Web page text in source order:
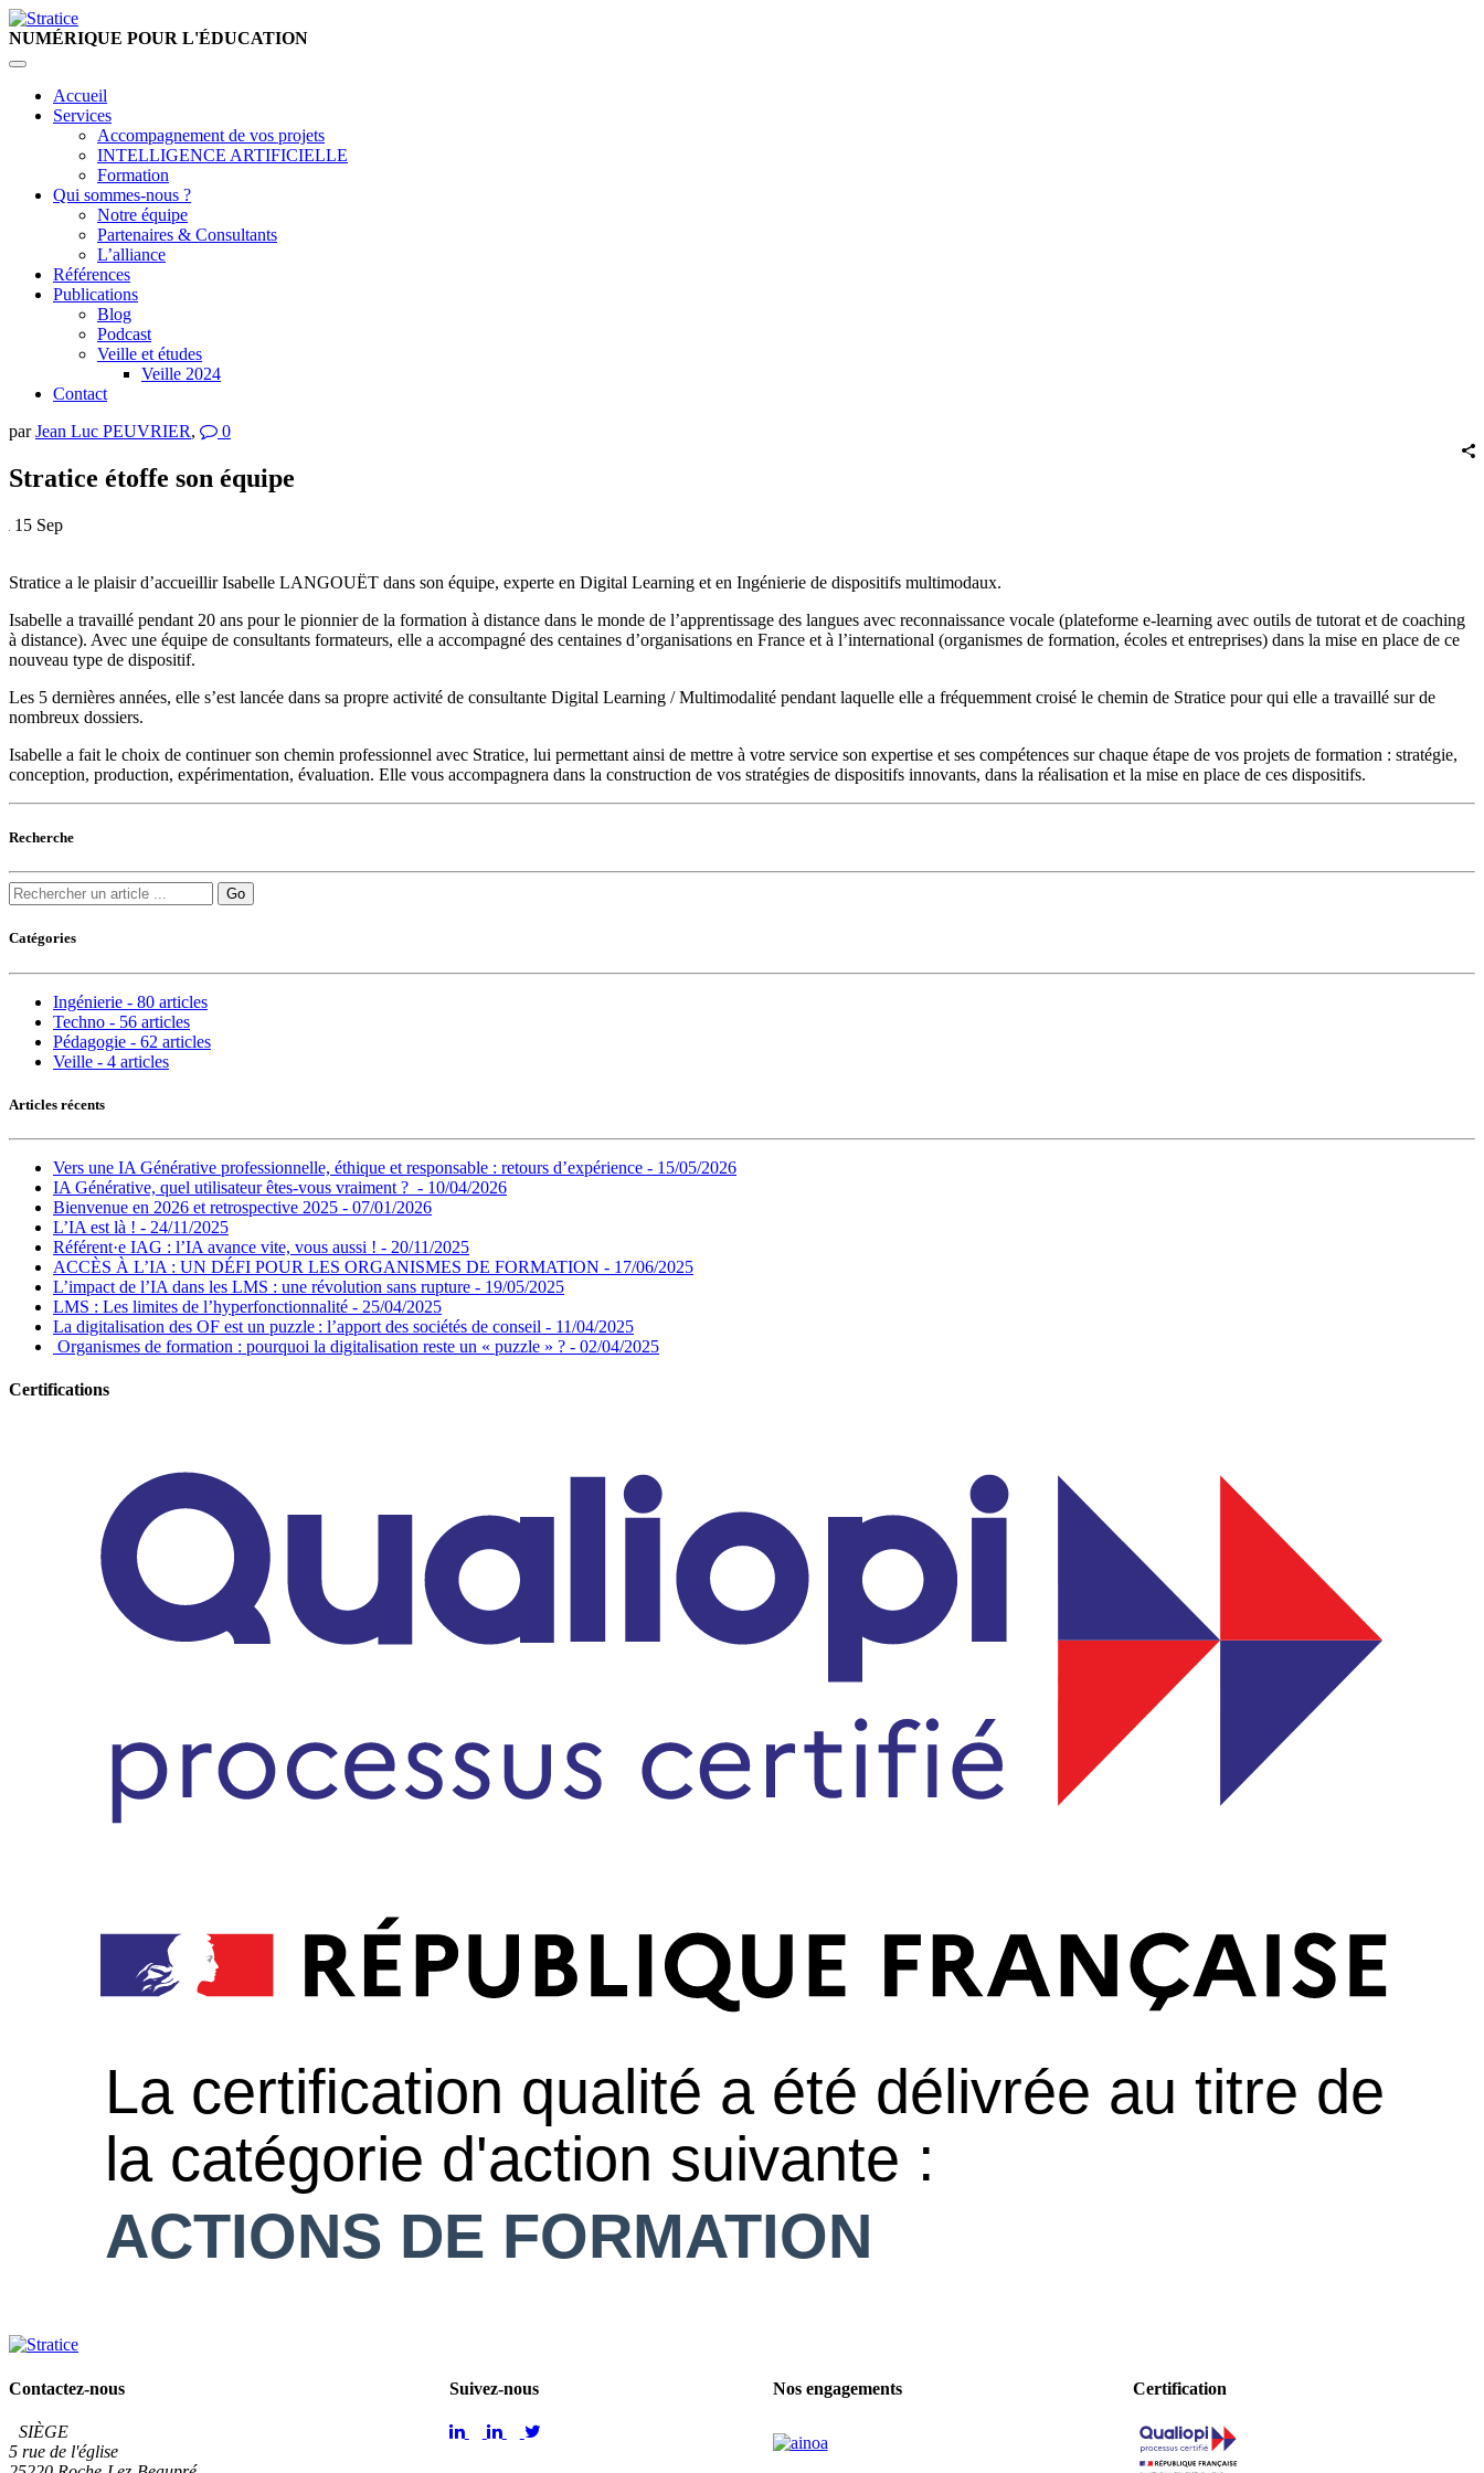
NUMÉRIQUE POUR L'ÉDUCATION
Accueil
Services
Accompagnement de vos projets
INTELLIGENCE ARTIFICIELLE
Formation
Qui sommes-nous ?
Notre équipe
Partenaires & Consultants
L’alliance
Références
Publications
Blog
Podcast
Veille et études
Veille 2024
Contact
parJean Luc PEUVRIER, 0
Stratice étoffe son équipe
15 Sep
Stratice a le plaisir d’accueillir Isabelle LANGOUËT dans son équipe, experte en Digital Learning et en Ingénierie de dispositifs multimodaux.
Isabelle a travaillé pendant 20 ans pour le pionnier de la formation à distance dans le monde de l’apprentissage des langues avec reconnaissance vocale (plateforme e-learning avec outils de tutorat et de coaching
à distance). Avec une équipe de consultants formateurs, elle a accompagné des centaines d’organisations en France et à l’international (organismes de formation, écoles et entreprises) dans la mise en place de ce
nouveau type de dispositif.
Les 5 dernières années, elle s’est lancée dans sa propre activité de consultante Digital Learning / Multimodalité pendant laquelle elle a fréquemment croisé le chemin de Stratice pour qui elle a travaillé sur de
nombreux dossiers.
Isabelle a fait le choix de continuer son chemin professionnel avec Stratice, lui permettant ainsi de mettre à votre service son expertise et ses compétences sur chaque étape de vos projets de formation : stratégie,
conception, production, expérimentation, évaluation. Elle vous accompagnera dans la construction de vos stratégies de dispositifs innovants, dans la réalisation et la mise en place de ces dispositifs.
Recherche
Catégories
Ingénierie - 80 articles
Techno - 56 articles
Pédagogie - 62 articles
Veille - 4 articles
Articles récents
Vers une IA Générative professionnelle, éthique et responsable : retours d’expérience - 15/05/2026
IA Générative, quel utilisateur êtes-vous vraiment ? - 10/04/2026
Bienvenue en 2026 et retrospective 2025 - 07/01/2026
L’IA est là ! - 24/11/2025
Référent·e IAG : l’IA avance vite, vous aussi ! - 20/11/2025
ACCÈS À L’IA : UN DÉFI POUR LES ORGANISMES DE FORMATION - 17/06/2025
L’impact de l’IA dans les LMS : une révolution sans rupture - 19/05/2025
LMS : Les limites de l’hyperfonctionnalité - 25/04/2025
La digitalisation des OF est un puzzle : l’apport des sociétés de conseil - 11/04/2025
Organismes de formation : pourquoi la digitalisation reste un « puzzle » ? - 02/04/2025
Certifications
Contactez-nous
SIÈGE
5 rue de l'église
Suivez-nous Nos engagements Certification